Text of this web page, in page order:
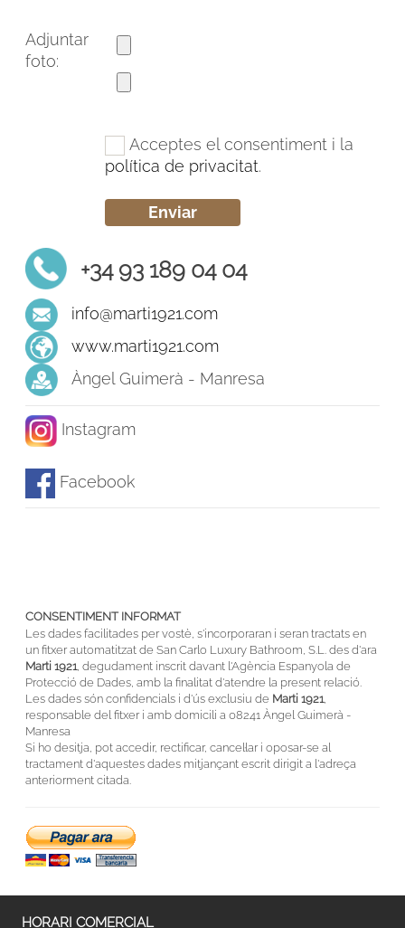
Adjuntar
foto:
Acceptes el consentiment i la
política de privacitat.
+34 93 189 04 04
info@marti1921.com
www.marti1921.com
Àngel Guimerà - Manresa
Instagram
Facebook
CONSENTIMENT INFORMAT
Les dades facilitades per vostè, s'incorporaran i seran tractats en
un fitxer automatitzat de San Carlo Luxury Bathroom, S.L. des d'ara
Marti 1921, degudament inscrit davant l'Agència Espanyola de
Protecció de Dades, amb la finalitat d'atendre la present relació.
Les dades són confidencials i d'ús exclusiu de Marti 1921,
responsable del fitxer i amb domicili a 08241 Àngel Guimerà -
Manresa
Si ho desitja, pot accedir, rectificar, cancel·lar i oposar-se al
tractament d'aquestes dades mitjançant escrit dirigit a l'adreça
anteriorment citada.
HORARI COMERCIAL